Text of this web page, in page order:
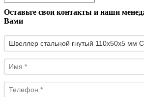
Оставьте свои контакты и наши
Вами